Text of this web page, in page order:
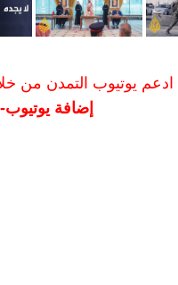
ادعم يوتيوب التمدن من
إضافة